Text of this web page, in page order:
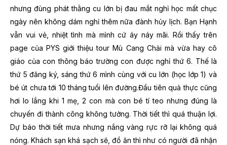
nhưng đùng phát thằng cu lớn bị đau mắt nghỉ học mất chục
ngày nên không dám nghỉ thêm nữa đành hủy lịch. Bạn Hạnh
vẫn vui vẻ, nhiệt tình mà mình cứ áy náy mãi. Rồi thấy trên
page của PYS giới thiệu tour Mù Cang Chải mà vừa hay cô
giáo của con thông báo trường con được nghỉ thứ 6. Thế là
thứ 5 đăng ký, sáng thứ 6 mình cùng với cu lớn (học lớp 1) và
bé út chưa tới 10 tháng tuổi lên đường.Đầu tiên quả thực cũng
hơi lo lắng khi 1 mẹ, 2 con mà con bé tí teo nhưng đúng là
chuyến đi thành công không tưởng. Thời tiết thì quá thuận lợi.
Dự báo thời tiết mưa nhưng nắng vàng rực rỡ lại không quá
nóng. Khách sạn khá sạch sẽ, đồ ăn thì như có người đã nhận